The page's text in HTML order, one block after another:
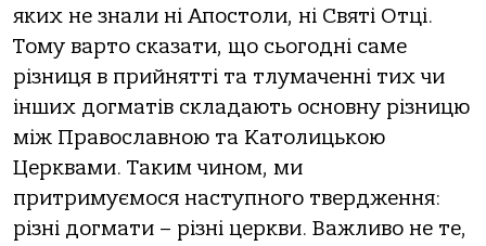
яких не знали ні Апостоли, ні Святі Отці.
Тому варто сказати, що сьогодні саме
різниця в прийнятті та тлумаченні тих чи
інших догматів складають основну різницю
між Православною та Католицькою
Церквами. Таким чином, ми
притримуємося наступного твердження:
різні догмати – різні церкви. Важливо не те,